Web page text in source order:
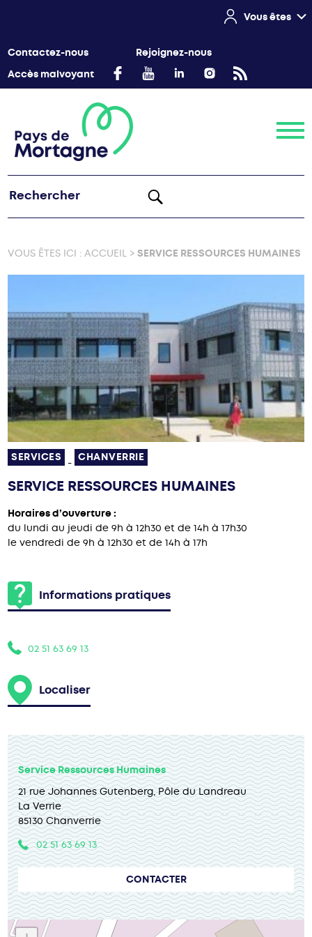
Vous êtes
Contactez-nous
Rejoignez-nous
Accès malvoyant
Menu
VOUS ÊTES ICI :ACCUEIL >SERVICE RESSOURCES HUMAINES
SERVICES - CHANVERRIE
SERVICE RESSOURCES HUMAINES
Horaires d’ouverture :
du lundi au jeudi de 9h à 12h30 et de 14h à 17h30
le vendredi de 9h à 12h30 et de 14h à 17h
Informations pratiques
02 51 63 69 13
Localiser
Service Ressources Humaines
21 rue Johannes Gutenberg, Pôle du Landreau
La Verrie
85130 Chanverrie
02 51 63 69 13
CONTACTER